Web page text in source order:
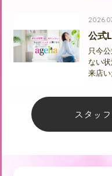
公式
只今
ない
来店
スタッ